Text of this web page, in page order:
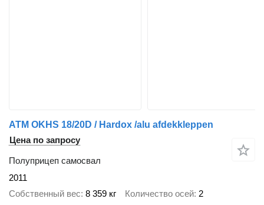
ATM OKHS 18/20D / Hardox /alu afdekkleppen
Цена по запросу
Полуприцеп самосвал
2011
Собственный вес 8 359 кг Количество осей 2